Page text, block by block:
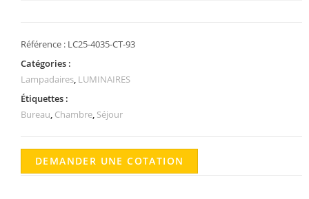
Référence : LC25-4035-CT-93
Catégories :
Lampadaires, LUMINAIRES
Étiquettes :
Bureau, Chambre, Séjour
DEMANDER UNE COTATION